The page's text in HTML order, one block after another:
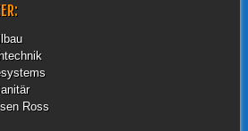
Ross